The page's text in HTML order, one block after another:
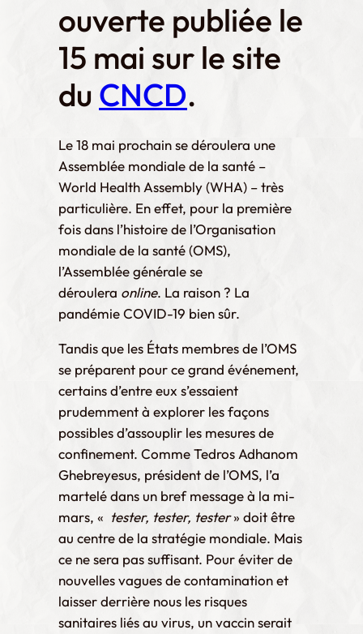
ouverte publiée le
15 mai sur le site
du CNCD.
Le 18 mai prochain se déroulera une
Assemblée mondiale de la santé –
World Health Assembly (WHA) – très
particulière. En effet, pour la première
fois dans l’histoire de l’Organisation
mondiale de la santé (OMS),
l’Assemblée générale se
déroulera online. La raison ? La
pandémie COVID-19 bien sûr.
Tandis que les États membres de l’OMS
se préparent pour ce grand événement,
certains d’entre eux s’essaient
prudemment à explorer les façons
possibles d’assouplir les mesures de
confinement. Comme Tedros Adhanom
Ghebreyesus, président de l’OMS, l’a
martelé dans un bref message à la mi-
mars, « tester, tester, tester» doit être
au centre de la stratégie mondiale. Mais
ce ne sera pas suffisant. Pour éviter de
nouvelles vagues de contamination et
laisser derrière nous les risques
sanitaires liés au virus, un vaccin serait